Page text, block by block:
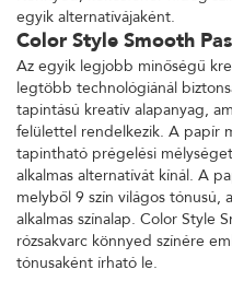
egyik alternatívájaként.
Color Style Smooth
Az egyik legjobb minőségű
legtöbb technológiánál
tapintású kreatív alapanyag,
felülettel rendelkezik. A papír
tapintható prégelési
alkalmas alternatívát kínál. A
melyből 9 szín világos tónusú,
alkalmas színalap. Color Style
rózsakvarc könnyed színére
tónusaként írható le.